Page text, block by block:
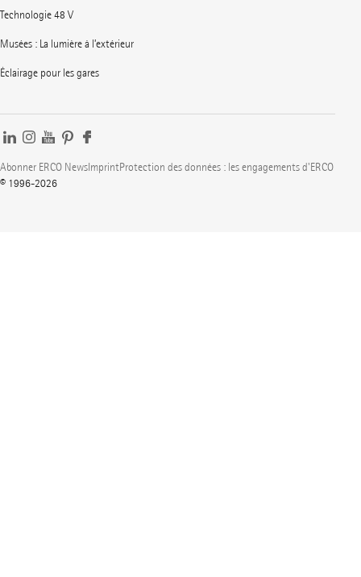
Technologie 48 V
Musées : La lumière à l’extérieur
Éclairage pour les gares
Abonner ERCO NewsImprintProtection des données : les engagements d'ERCO
© 1996-2026